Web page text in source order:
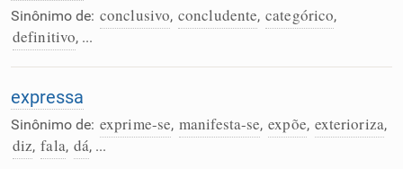
Corrigir Texto
Detector de IA
Humanizador de IA
Sinônimo de: conclusivo, concludente, categórico,
definitivo, ...
expressa
Sinônimo de: exprime-se, manifesta-se, expõe, exterioriza,
diz, fala, dá, ...